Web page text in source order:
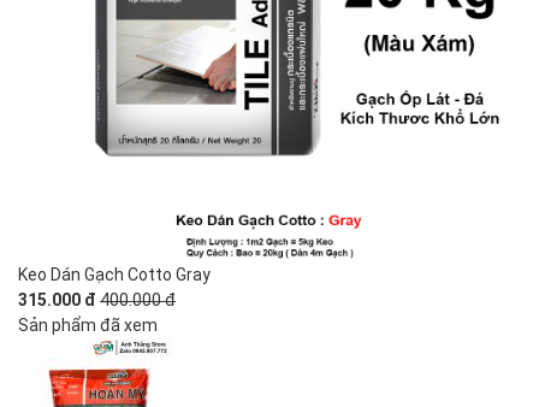
Keo Dán Gạch Cotto Gray
315.000 đ 400.000 đ
Sản phẩm đã xem